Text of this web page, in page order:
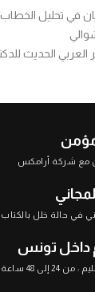
في تحليل
الحديث
مع شركة أرامكس
في حالة خلل بالكتاب
داخل تونس
إلى 48 ساعة